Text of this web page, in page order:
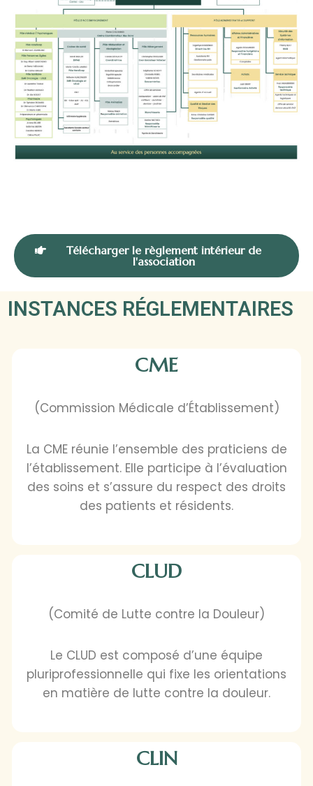
Télécharger le règlement intérieur de
l'association
INSTANCES RÉGLEMENTAIRES
CME
(Commission Médicale d’Établissement)
La CME réunie l’ensemble des praticiens de
l’établissement. Elle participe à l’évaluation
des soins et s’assure du respect des droits
des patients et résidents.
CLUD
(Comité de Lutte contre la Douleur)
Le CLUD est composé d’une équipe
pluriprofessionnelle qui fixe les orientations
en matière de lutte contre la douleur.
CLIN